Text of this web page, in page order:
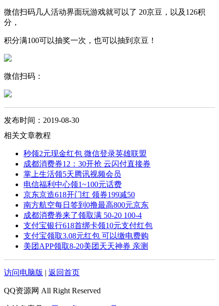
微信扫码几人活动界面玩游戏就可以了 20京豆，以及126积
分，
积分满100可以抽奖一次，也可以抽到京豆！
微信扫码：
发布时间：2019-08-30
相关文章教程
秒领2元现金红包 微信登录英雄联盟
成都消费券12：30开抢 云闪付直接券
掌上生活领5天腾讯视频会员
电信福利中心领1~100元话费
京东京造618开门红 领券199减50
南方航空每日签到0撸最高800元京东
成都消费券来了领取满 50-20 100-4
支付宝银行618首绑卡领10元支付红包
支付宝领取3.08元红包 可以缴电费购
美团APP领取8-20美团天天神券 亲测
访问电脑版 | 返回首页
QQ资源网 All Right Reserved